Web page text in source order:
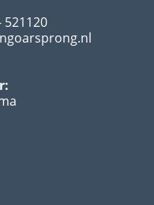
521120